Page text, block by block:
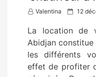
Valentina
P
s
t
e
d
12
La location de
Abidjan
les différents
effet de profiter